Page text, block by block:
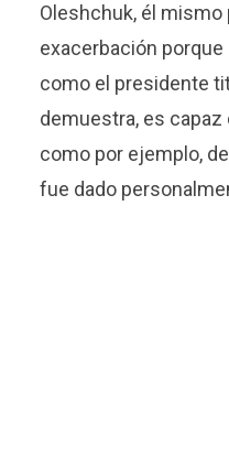
Oleshchuk, él
exacerbación
como el presidente
demuestra, es
como por ejemplo,
fue dado